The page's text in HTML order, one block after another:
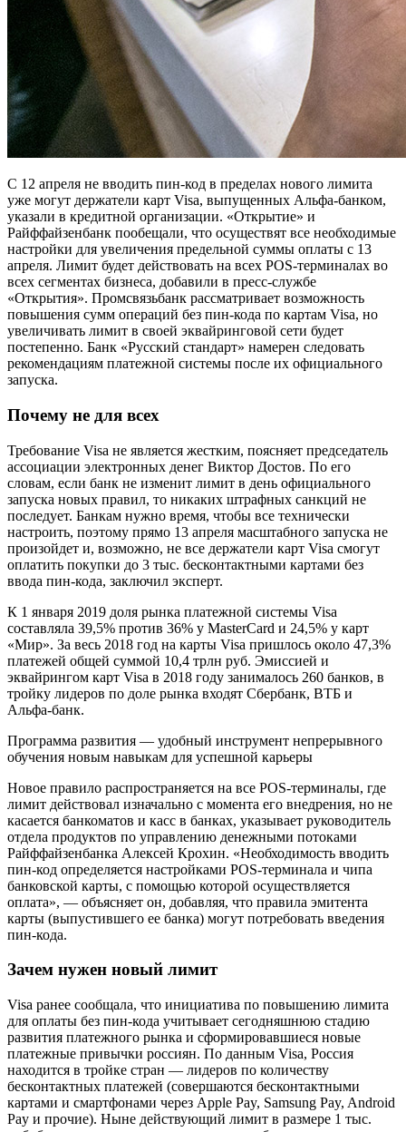
С 12 апреля не вводить пин-код в пределах нового лимита
уже могут держатели карт Visa, выпущенных Альфа-банком,
указали в кредитной организации. «Открытие» и
Райффайзенбанк пообещали, что осуществят все необходимые
настройки для увеличения предельной суммы оплаты с 13
апреля. Лимит будет действовать на всех POS-терминалах во
всех сегментах бизнеса, добавили в пресс-службе
«Открытия». Промсвязьбанк рассматривает возможность
повышения сумм операций без пин-кода по картам Visa, но
увеличивать лимит в своей эквайринговой сети будет
постепенно. Банк «Русский стандарт» намерен следовать
рекомендациям платежной системы после их официального
запуска.
Почему не для всех
Требование Visa не является жестким, поясняет председатель
ассоциации электронных денег Виктор Достов. По его
словам, если банк не изменит лимит в день официального
запуска новых правил, то никаких штрафных санкций не
последует. Банкам нужно время, чтобы все технически
настроить, поэтому прямо 13 апреля масштабного запуска не
произойдет и, возможно, не все держатели карт Visa смогут
оплатить покупки до 3 тыс. бесконтактными картами без
ввода пин-кода, заключил эксперт.
К 1 января 2019 доля рынка платежной системы Visa
составляла 39,5% против 36% у MasterCard и 24,5% у карт
«Мир». За весь 2018 год на карты Visa пришлось около 47,3%
платежей общей суммой 10,4 трлн руб. Эмиссией и
эквайрингом карт Visa в 2018 году занималось 260 банков, в
тройку лидеров по доле рынка входят Сбербанк, ВТБ и
Альфа-банк.
Программа развития — удобный инструмент непрерывного
обучения новым навыкам для успешной карьеры
Новое правило распространяется на все POS-терминалы, где
лимит действовал изначально с момента его внедрения, но не
касается банкоматов и касс в банках, указывает руководитель
отдела продуктов по управлению денежными потоками
Райффайзенбанка Алексей Крохин. «Необходимость вводить
пин-код определяется настройками POS-терминала и чипа
банковской карты, с помощью которой осуществляется
оплата», — объясняет он, добавляя, что правила эмитента
карты (выпустившего ее банка) могут потребовать введения
пин-кода.
Зачем нужен новый лимит
Visa ранее сообщала, что инициатива по повышению лимита
для оплаты без пин-кода учитывает сегодняшнюю стадию
развития платежного рынка и сформировавшиеся новые
платежные привычки россиян. По данным Visa, Россия
находится в тройке стран — лидеров по количеству
бесконтактных платежей (совершаются бесконтактными
картами и смартфонами через Apple Pay, Samsung Pay, Android
Pay и прочие). Ныне действующий лимит в размере 1 тыс.